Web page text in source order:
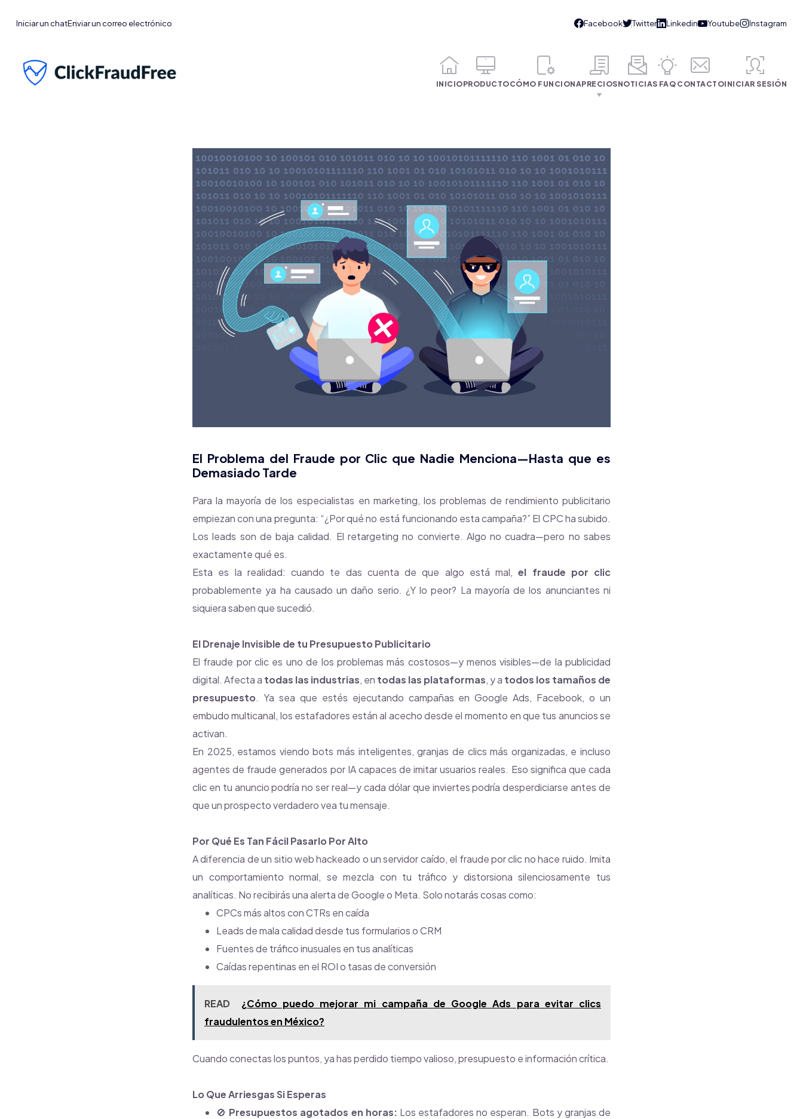
Iniciar un chatEnviar un correo electrónico
INICIOPRODUCTOCÓMO FUNCIONAPRECIOSNOTICIAS FAQ CONTACTOINICIAR SESIÓN
El Problema del Fraude por Clic que Nadie Menciona—Hasta que es
Demasiado Tarde
Para la mayoría de los especialistas en marketing, los problemas de rendimiento publicitario
empiezan con una pregunta: “¿Por qué no está funcionando esta campaña?” El CPC ha subido.
Los leads son de baja calidad. El retargeting no convierte. Algo no cuadra—pero no sabes
exactamente qué es.
Esta es la realidad: cuando te das cuenta de que algo está mal,el fraude por clic
probablemente ya ha causado un daño serio. ¿Y lo peor? La mayoría de los anunciantes ni
siquiera saben que sucedió.
El Drenaje Invisible de tu Presupuesto Publicitario
El fraude por clic es uno de los problemas más costosos—y menos visibles—de la publicidad
digital. Afecta a todas las industrias, en todas las plataformas, y a todos los tamaños de
presupuesto. Ya sea que estés ejecutando campañas en Google Ads, Facebook, o un
embudo multicanal, los estafadores están al acecho desde el momento en que tus anuncios se
activan.
En 2025, estamos viendo bots más inteligentes, granjas de clics más organizadas, e incluso
agentes de fraude generados por IA capaces de imitar usuarios reales. Eso significa que cada
clic en tu anuncio podría no ser real—y cada dólar que inviertes podría desperdiciarse antes de
que un prospecto verdadero vea tu mensaje.
Por Qué Es Tan Fácil Pasarlo Por Alto
A diferencia de un sitio web hackeado o un servidor caído, el fraude por clic no hace ruido. Imita
un comportamiento normal, se mezcla con tu tráfico y distorsiona silenciosamente tus
analíticas. No recibirás una alerta de Google o Meta. Solo notarás cosas como:
CPCs más altos con CTRs en caída
Leads de mala calidad desde tus formularios o CRM
Fuentes de tráfico inusuales en tus analíticas
Caídas repentinas en el ROI o tasas de conversión
READ
¿Cómo puedo mejorar mi campaña de Google Ads para evitar clics
fraudulentos en México?
Cuando conectas los puntos, ya has perdido tiempo valioso, presupuesto e información crítica.
Lo Que Arriesgas Si Esperas
🚫 Presupuestos agotados en horas: Los estafadores no esperan. Bots y granjas de